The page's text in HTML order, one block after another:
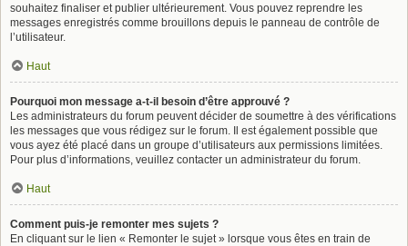
souhaitez finaliser et publier ultérieurement. Vous pouvez reprendre les
messages enregistrés comme brouillons depuis le panneau de contrôle de
l’utilisateur.
Haut
Pourquoi mon message a-t-il besoin d’être approuvé ?
Les administrateurs du forum peuvent décider de soumettre à des vérifications
les messages que vous rédigez sur le forum. Il est également possible que
vous ayez été placé dans un groupe d’utilisateurs aux permissions limitées.
Pour plus d’informations, veuillez contacter un administrateur du forum.
Haut
Comment puis-je remonter mes sujets ?
En cliquant sur le lien « Remonter le sujet » lorsque vous êtes en train de